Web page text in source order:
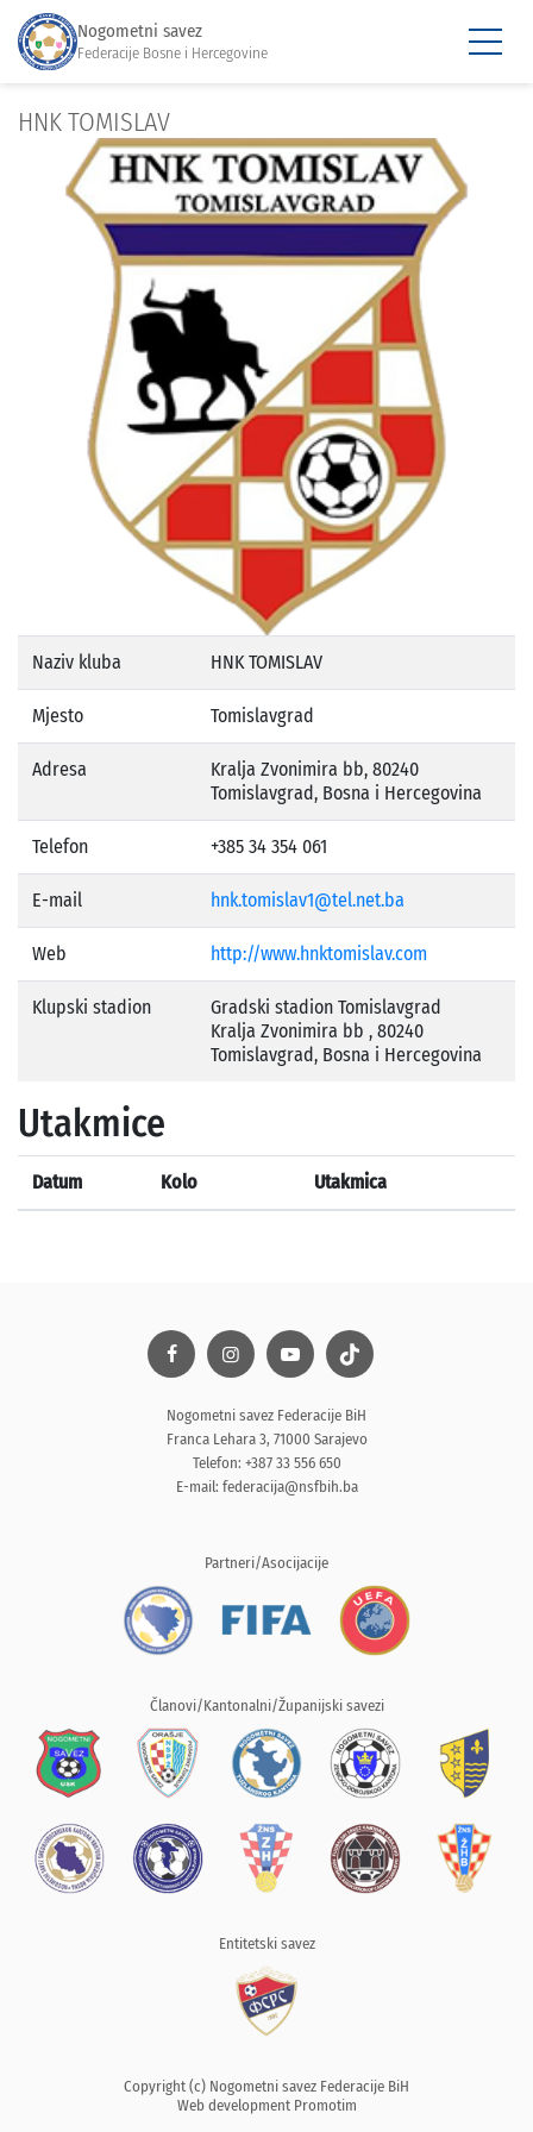
Nogometni savez
Federacije Bosne i Hercegovine
HNK TOMISLAV
Naziv kluba HNK TOMISLAV
Mjesto Tomislavgrad
Adresa
Kralja Zvonimira bb, 80240
Tomislavgrad, Bosna i Hercegovina
Telefon +385 34 354 061
E-mail hnk.tomislav1@tel.net.ba
Web http://www.hnktomislav.com
Klupski stadion
Gradski stadion Tomislavgrad
Kralja Zvonimira bb , 80240
Tomislavgrad, Bosna i Hercegovina
Utakmice
Datum Kolo Utakmica
Nogometni savez Federacije BiH
Franca Lehara 3, 71000 Sarajevo
Telefon: +387 33 556 650
E-mail: federacija@nsfbih.ba
Partneri/Asocijacije
Članovi/Kantonalni/Županijski savezi
Entitetski savez
Copyright (c) Nogometni savez Federacije BiH
Web development Promotim